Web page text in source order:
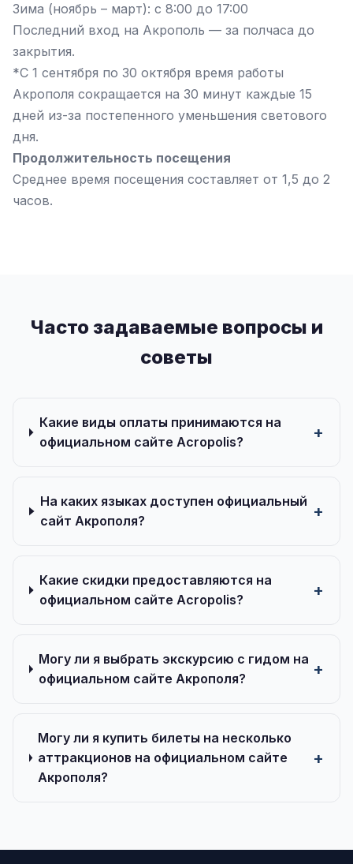
Зима (ноябрь – март): с 8:00 до 17:00
Последний вход на Акрополь — за полчаса до
закрытия.
*С 1 сентября по 30 октября время работы
Акрополя сокращается на 30 минут каждые 15
дней из-за постепенного уменьшения светового
дня.
Продолжительность посещения
Среднее время посещения составляет от 1,5 до 2
часов.
Часто задаваемые вопросы и
советы
Какие виды оплаты принимаются на
официальном сайте Acropolis?
На каких языках доступен официальный
сайт Акрополя?
Какие скидки предоставляются на
официальном сайте Acropolis?
Могу ли я выбрать экскурсию с гидом на
официальном сайте Акрополя?
Могу ли я купить билеты на несколько
аттракционов на официальном сайте
Акрополя?